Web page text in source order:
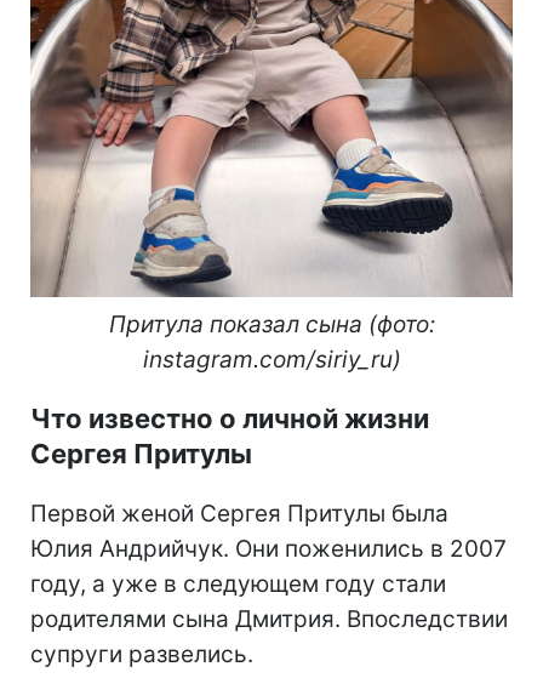
Притула показал сына (фото:
instagram.com/siriy_ru)
Что известно о личной жизни
Сергея Притулы
Первой женой Сергея Притулы была
Юлия Андрийчук. Они поженились в 2007
году, а уже в следующем году стали
родителями сына Дмитрия. Впоследствии
супруги развелись.